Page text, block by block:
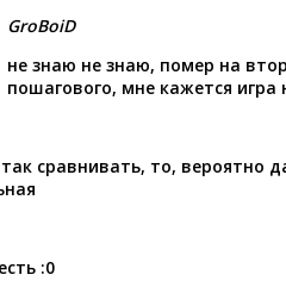
GroBoiD
не знаю не знаю, помер на
пошагового, мне кажется игра
сравнивать, то, вероятно
:0